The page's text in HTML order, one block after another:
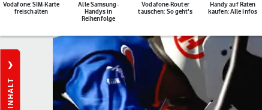
Vodafone: SIM-Karte
freischalten
Alle Samsung-
Handys in
Reihenfolge
Vodafone-Router
tauschen: So geht's
Handy auf Raten
kaufen: Alle Infos
INHALT